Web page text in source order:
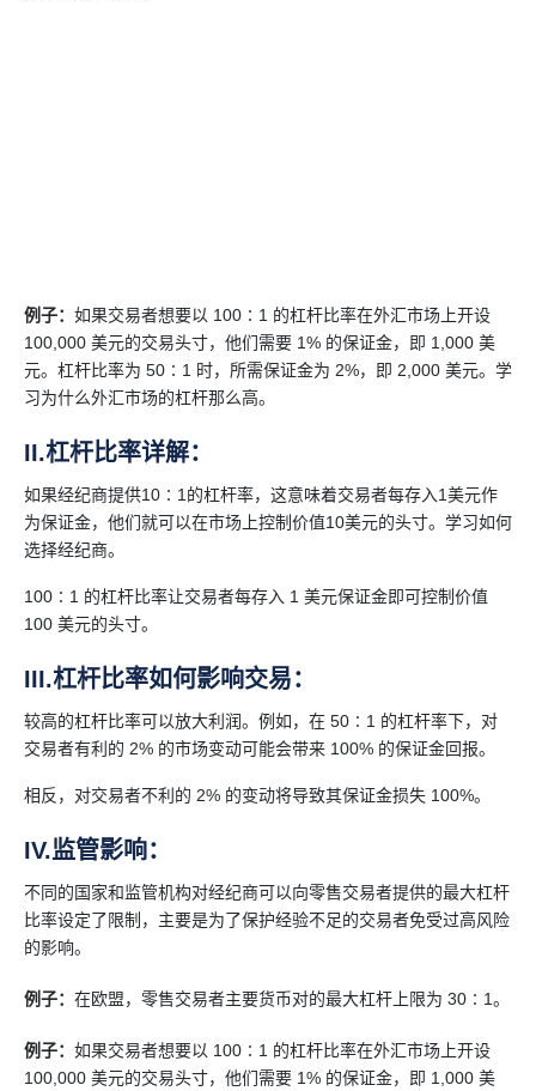
例子： 如果交易者想要以 100∶1 的杠杆比率在外汇市场上开设
100,000 美元的交易头寸，他们需要 1% 的保证金，即 1,000 美
元。杠杆比率为 50∶1 时，所需保证金为 2%，即 2,000 美元。学
习为什么外汇市场的杠杆那么高。
II.杠杆比率详解：
如果经纪商提供10∶1的杠杆率，这意味着交易者每存入1美元作
为保证金，他们就可以在市场上控制价值10美元的头寸。学习如何
选择经纪商。
100∶1 的杠杆比率让交易者每存入 1 美元保证金即可控制价值
100 美元的头寸。
III.杠杆比率如何影响交易：
较高的杠杆比率可以放大利润。例如，在 50∶1 的杠杆率下，对
交易者有利的 2% 的市场变动可能会带来 100% 的保证金回报。
相反，对交易者不利的 2% 的变动将导致其保证金损失 100%。
IV.监管影响：
不同的国家和监管机构对经纪商可以向零售交易者提供的最大杠杆
比率设定了限制，主要是为了保护经验不足的交易者免受过高风险
的影响。
例子： 在欧盟，零售交易者主要货币对的最大杠杆上限为 30∶1。
例子： 如果交易者想要以 100∶1 的杠杆比率在外汇市场上开设
100,000 美元的交易头寸，他们需要 1% 的保证金，即 1,000 美